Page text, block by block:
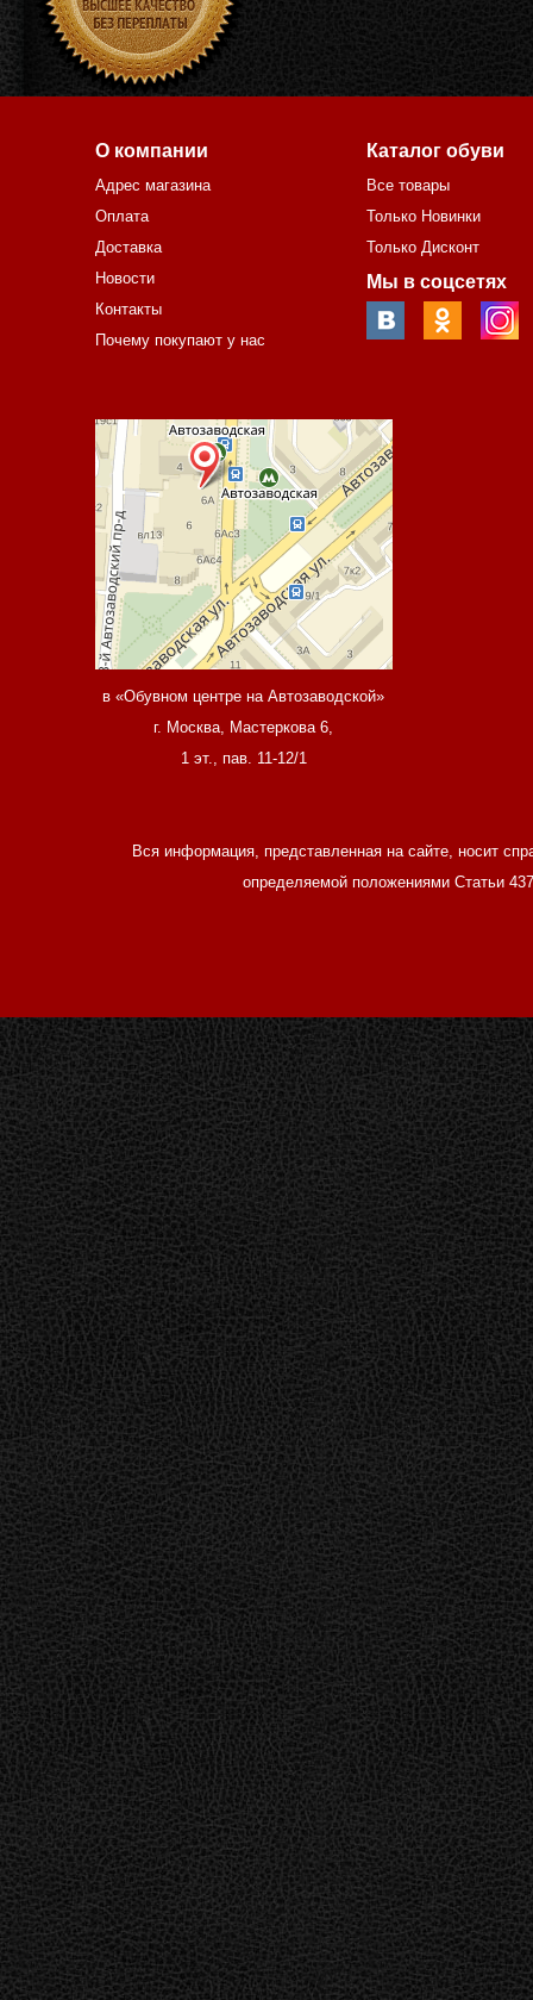
О компании
Адрес магазина
Оплата
Доставка
Новости
Контакты
Почему покупают у нас
Каталог обуви
Все товары
Только Новинки
Только Дисконт
Мы в соцсетях
в «Обувном центре на Автозаводской»
г. Москва, Мастеркова 6,
1 эт., пав. 11-12/1
Вся информация, представленная на сайте, носит
определяемой положениями Статьи